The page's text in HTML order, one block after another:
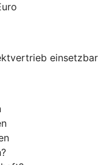
einsetzbar